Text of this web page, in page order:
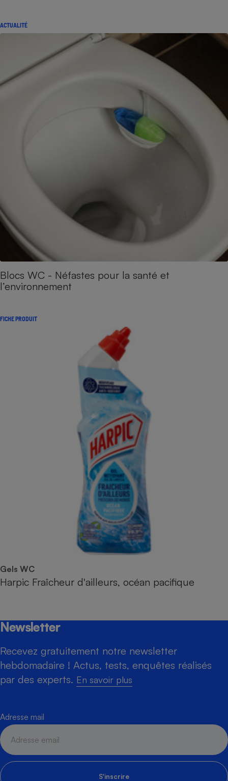
ACTUALITÉ
Blocs WC - Néfastes pour la santé et
l’environnement
FICHE PRODUIT
Gels WC
Harpic Fraîcheur d'ailleurs, océan pacifique
Newsletter
Recevez gratuitement notre newsletter
hebdomadaire ! Actus, tests, enquêtes réalisés
par des experts. En savoir plus
Adresse mail
S'inscrire